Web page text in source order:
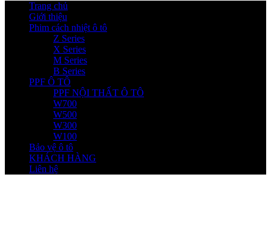
Trang chủ
Giới thiệu
Phim cách nhiệt ô tô
Z Series
X Series
M Series
B Series
PPF Ô TÔ
PPF NỘI THẤT Ô TÔ
W700
W500
W300
W100
Bảo vệ ô tô
KHÁCH HÀNG
Liên hệ